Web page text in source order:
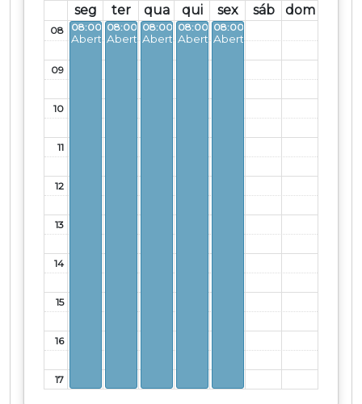
seg ter qua qui sex sáb dom
08
09
10
11
12
13
14
15
16
17
08:00 - 17:30
Aberto
08:00 - 17:30
Aberto
08:00 - 17:30
Aberto
08:00 - 17:30
Aberto
08:00 - 17:30
Aberto